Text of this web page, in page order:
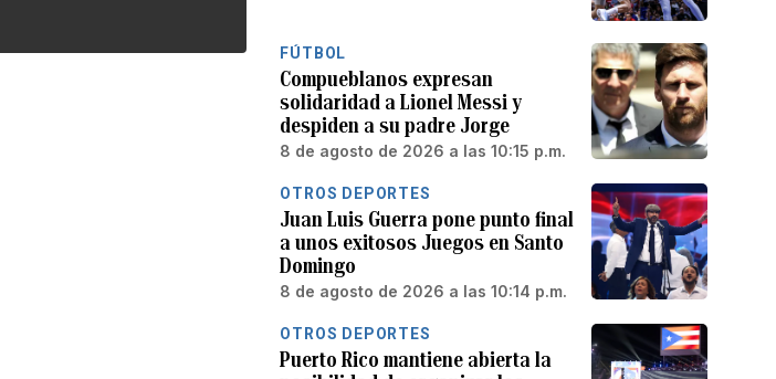
FÚTBOL
Compueblanos expresan
solidaridad a Lionel Messi y
despiden a su padre Jorge
8 de agosto de 2026 a las 10:15 p.m.
OTROS DEPORTES
Juan Luis Guerra pone punto final
a unos exitosos Juegos en Santo
Domingo
8 de agosto de 2026 a las 10:14 p.m.
OTROS DEPORTES
Puerto Rico mantiene abierta la